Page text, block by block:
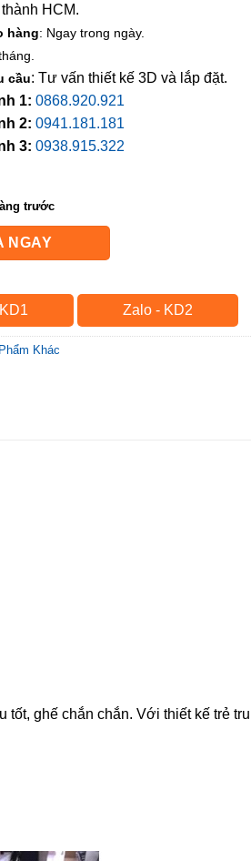
HCM.
hàng: Ngay trong ngày.
cầu: Tư vấn thiết kế 3D và lắp đặt.
1: 0868.920.921
2: 0941.181.181
3: 0938.915.322
trước
NGAY
Zalo - KD2
Khác
ghế chắn chắn. Với thiết kế trẻ